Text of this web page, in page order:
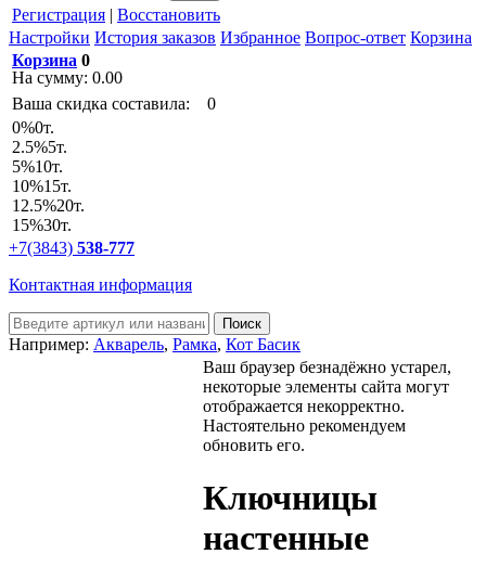
Регистрация | Восстановить
Настройки История заказов Избранное Вопрос-ответ Корзина
Корзина 0
На сумму: 0.00
Ваша скидка составила:
0
0%0т.
2.5%5т.
5%10т.
10%15т.
12.5%20т.
15%30т.
+7(3843) 538-777
Контактная информация
Например: Акварель, Рамка, Кот Басик
Ваш браузер безнадёжно устарел,
некоторые элементы сайта могут
отображается некорректно.
Настоятельно рекомендуем
обновить его.
Ключницы
настенные